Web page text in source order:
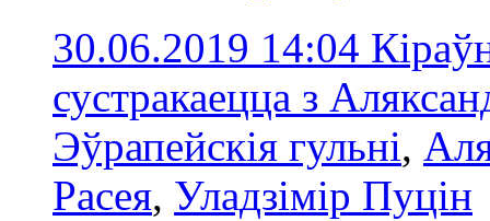
30.06.2019 14:04
сустракаецца з
Эўрапейскія гульні,
Расея, Уладзімір Пуцін